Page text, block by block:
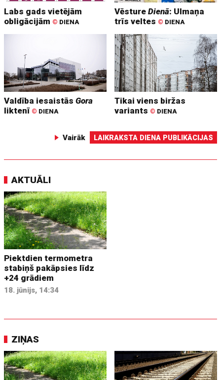
Labs gads vietējām
obligācijām © DIENA
VēstureDienā: Ulmaņa
trīs veltes © DIENA
Valdība iesaistāsGora
liktenī © DIENA
Tikai viens biržas
variants © DIENA
Vairāk LAIKRAKSTA DIENA PUBLIKĀCIJAS
AKTUĀLI
Piektdien termometra
stabiņš pakāpsies līdz
+24 grādiem
18. jūnijs, 14:34
ZIŅAS